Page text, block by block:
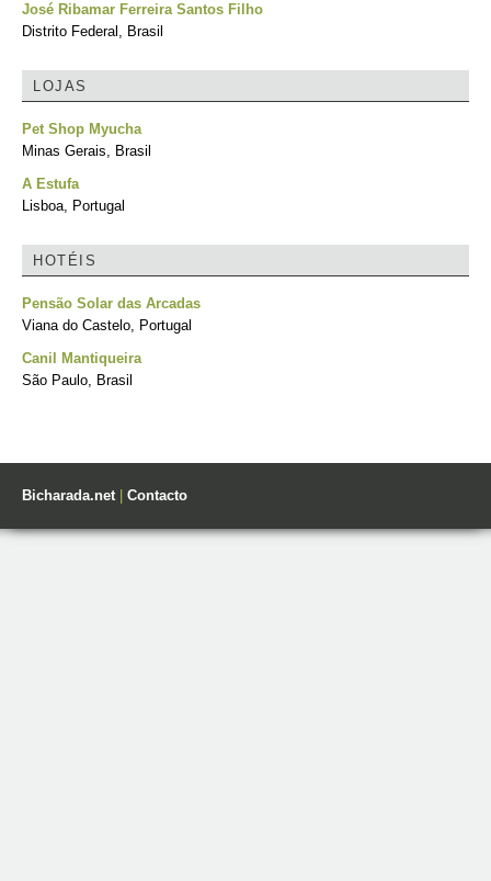
José Ribamar Ferreira Santos Filho
Distrito Federal, Brasil
LOJAS
Pet Shop Myucha
Minas Gerais, Brasil
A Estufa
Lisboa, Portugal
HOTÉIS
Pensão Solar das Arcadas
Viana do Castelo, Portugal
Canil Mantiqueira
São Paulo, Brasil
Bicharada.net| Contacto